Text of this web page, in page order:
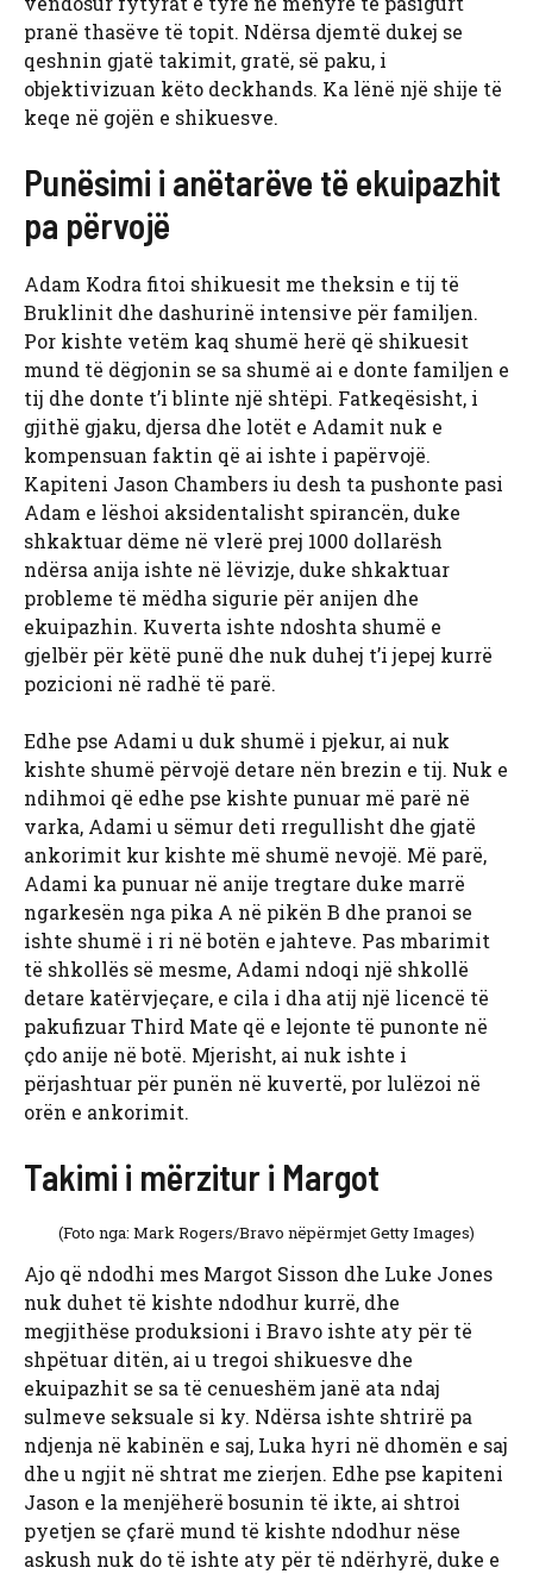
pranë thasëve të topit. Ndërsa djemtë dukej se
qeshnin gjatë takimit, gratë, së paku, i
objektivizuan këto deckhands. Ka lënë një shije të
keqe në gojën e shikuesve.
Punësimi i anëtarëve të ekuipazhit
pa përvojë
Adam Kodra fitoi shikuesit me theksin e tij të
Bruklinit dhe dashurinë intensive për familjen.
Por kishte vetëm kaq shumë herë që shikuesit
mund të dëgjonin se sa shumë ai e donte familjen e
tij dhe donte t’i blinte një shtëpi. Fatkeqësisht, i
gjithë gjaku, djersa dhe lotët e Adamit nuk e
kompensuan faktin që ai ishte i papërvojë.
Kapiteni Jason Chambers iu desh ta pushonte pasi
Adam e lëshoi ​​aksidentalisht spirancën, duke
shkaktuar dëme në vlerë prej 1000 dollarësh
ndërsa anija ishte në lëvizje, duke shkaktuar
probleme të mëdha sigurie për anijen dhe
ekuipazhin. Kuverta ishte ndoshta shumë e
gjelbër për këtë punë dhe nuk duhej t’i jepej kurrë
pozicioni në radhë të parë.
Edhe pse Adami u duk shumë i pjekur, ai nuk
kishte shumë përvojë detare nën brezin e tij. Nuk e
ndihmoi që edhe pse kishte punuar më parë në
varka, Adami u sëmur deti rregullisht dhe gjatë
ankorimit kur kishte më shumë nevojë. Më parë,
Adami ka punuar në anije tregtare duke marrë
ngarkesën nga pika A në pikën B dhe pranoi se
ishte shumë i ri në botën e jahteve. Pas mbarimit
të shkollës së mesme, Adami ndoqi një shkollë
detare katërvjeçare, e cila i dha atij një licencë të
pakufizuar Third Mate që e lejonte të punonte në
çdo anije në botë. Mjerisht, ai nuk ishte i
përjashtuar për punën në kuvertë, por lulëzoi në
orën e ankorimit.
Takimi i mërzitur i Margot
(Foto nga: Mark Rogers/Bravo nëpërmjet Getty Images)
Ajo që ndodhi mes Margot Sisson dhe Luke Jones
nuk duhet të kishte ndodhur kurrë, dhe
megjithëse produksioni i Bravo ishte aty për të
shpëtuar ditën, ai u tregoi shikuesve dhe
ekuipazhit se sa të cenueshëm janë ata ndaj
sulmeve seksuale si ky. Ndërsa ishte shtrirë pa
ndjenja në kabinën e saj, Luka hyri në dhomën e saj
dhe u ngjit në shtrat me zierjen. Edhe pse kapiteni
Jason e la menjëherë bosunin të ikte, ai shtroi
pyetjen se çfarë mund të kishte ndodhur nëse
askush nuk do të ishte aty për të ndërhyrë, duke e